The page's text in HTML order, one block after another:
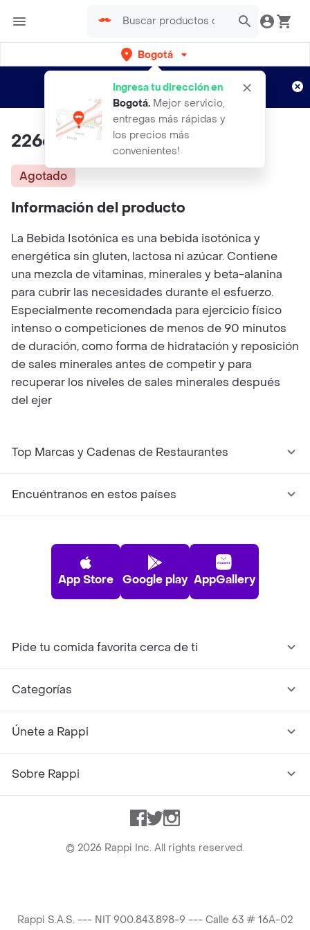
Bogotá
Ingresa tu dirección en
Bogotá. Mejor servicio,
entregas más rápidas y
los precios más
convenientes!
envíos gratis por semanas
Aplican TyC
226ers Isotonic Drink Lemon
Agotado
Información del producto
La Bebida Isotónica es una bebida isotónica y
energética sin gluten, lactosa ni azúcar. Contiene
una mezcla de vitaminas, minerales y beta-alanina
para cubrir las necesidades durante el esfuerzo.
Especialmente recomendada para ejercicio físico
intenso o competiciones de menos de 90 minutos
de duración, como forma de hidratación y reposición
de sales minerales antes de competir y para
recuperar los niveles de sales minerales después
del ejer
Top Marcas y Cadenas de Restaurantes
Encuéntranos en estos países
App Store Google play AppGallery
Pide tu comida favorita cerca de ti
Categorías
Únete a Rappi
Sobre Rappi
Facebook
TwitterInstagram
© 2026 Rappi Inc. All rights reserved.
Rappi S.A.S. --- NIT 900.843.898-9 --- Calle 63 # 16A-02